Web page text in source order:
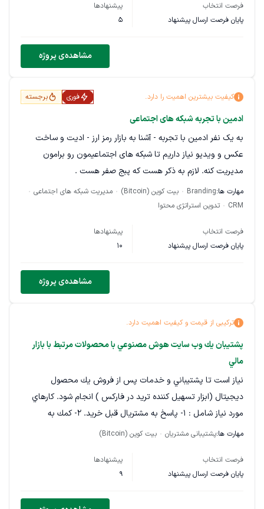
ندارید ابدا شرایط انجام پروژه رو ندارید . متن جلسه مشاوره باید
بسیار خلاقانه و مهندسی شده باشه ، ما بسیار ساده و همه فهم
فرصت انتخاب
پایان فرصت ارسال پیشنهاد
پیشنهادها
5
مشاهده‌ی پروژه
کیفیت بیشترین اهمیت را دارد. فوری برجسته
ادمین با تجربه شبکه های اجتماعی
به یک نفر ادمین با تجربه - آشنا به بازار رمز ارز - ادیت و ساخت
عکس و ویدیو نیاز داریم تا شبکه های اجتماعیمون رو برامون
مدیریت کنه. لازم به ذکر هست که پبج صفر هست .
مهارت ها:Branding بیت کوین (Bitcoin)
مدیریت شبکه های اجتماعی
CRM
تدوین استراتژی محتوا
فرصت انتخاب
پایان فرصت ارسال پیشنهاد
پیشنهادها
10
مشاهده‌ی پروژه
ترکیبی از قیمت و کیفیت اهمیت دارد.
پشتیبان يك وب سايت هوش مصنوعي با محصولات مرتبط با بازار
مالي
نياز است تا پشتيباني و خدمات پس از فروش يك محصول
ديجيتال (ابزار تسهيل كننده تريد در فاركس ) انجام شود. كارهاي
مورد نياز شامل : ١- پاسخ به مشتريال قبل خريد. ٢- كمك به
مشتريان براي پروسه نصب محصول (از طريق چت و يا اتصال به
نسبي به بازارهاي مالي
مهارت ها:پشتیبانی مشتریان بیت کوین (Bitcoin)
فرصت انتخاب
پایان فرصت ارسال پیشنهاد
پیشنهادها
9